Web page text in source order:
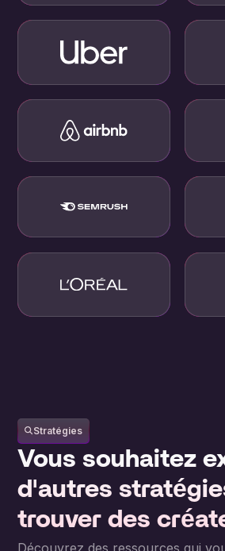
Stratégies
Vous souhaitez
d'autres
trouver des
Découvrez des ressources qui